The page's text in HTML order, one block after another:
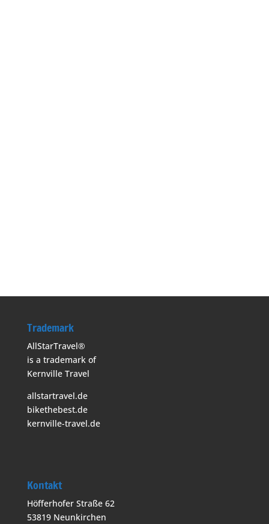
Trademark
AllStarTravel®
is a trademark of
Kernville Travel
allstartravel.de
bikethebest.de
kernville-travel.de
Kontakt
Höfferhofer Straße 62
53819 Neunkirchen